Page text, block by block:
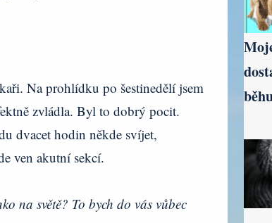
Na prohlídku po šestinedělí jsem
zvládla. Byl to dobrý pocit.
dvacet hodin někde svíjet,
ven akutní sekcí.
na světě? To bych do vás vůbec